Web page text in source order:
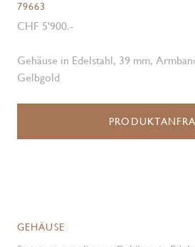
79663
CHF 5'900.-
Gehäuse in Edelstahl, 39 mm,
Gelbgold
GEHÄUSE